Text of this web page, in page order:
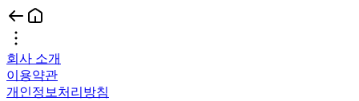
회사 소개
이용약관
개인정보처리방침